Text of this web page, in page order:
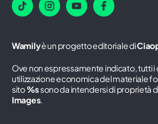
Wamilyè un progetto editoriale di
Ove non espressamente indicato, tutti
utilizzazione economica del materiale
sito%ssono da intendersi di proprietà
Images.